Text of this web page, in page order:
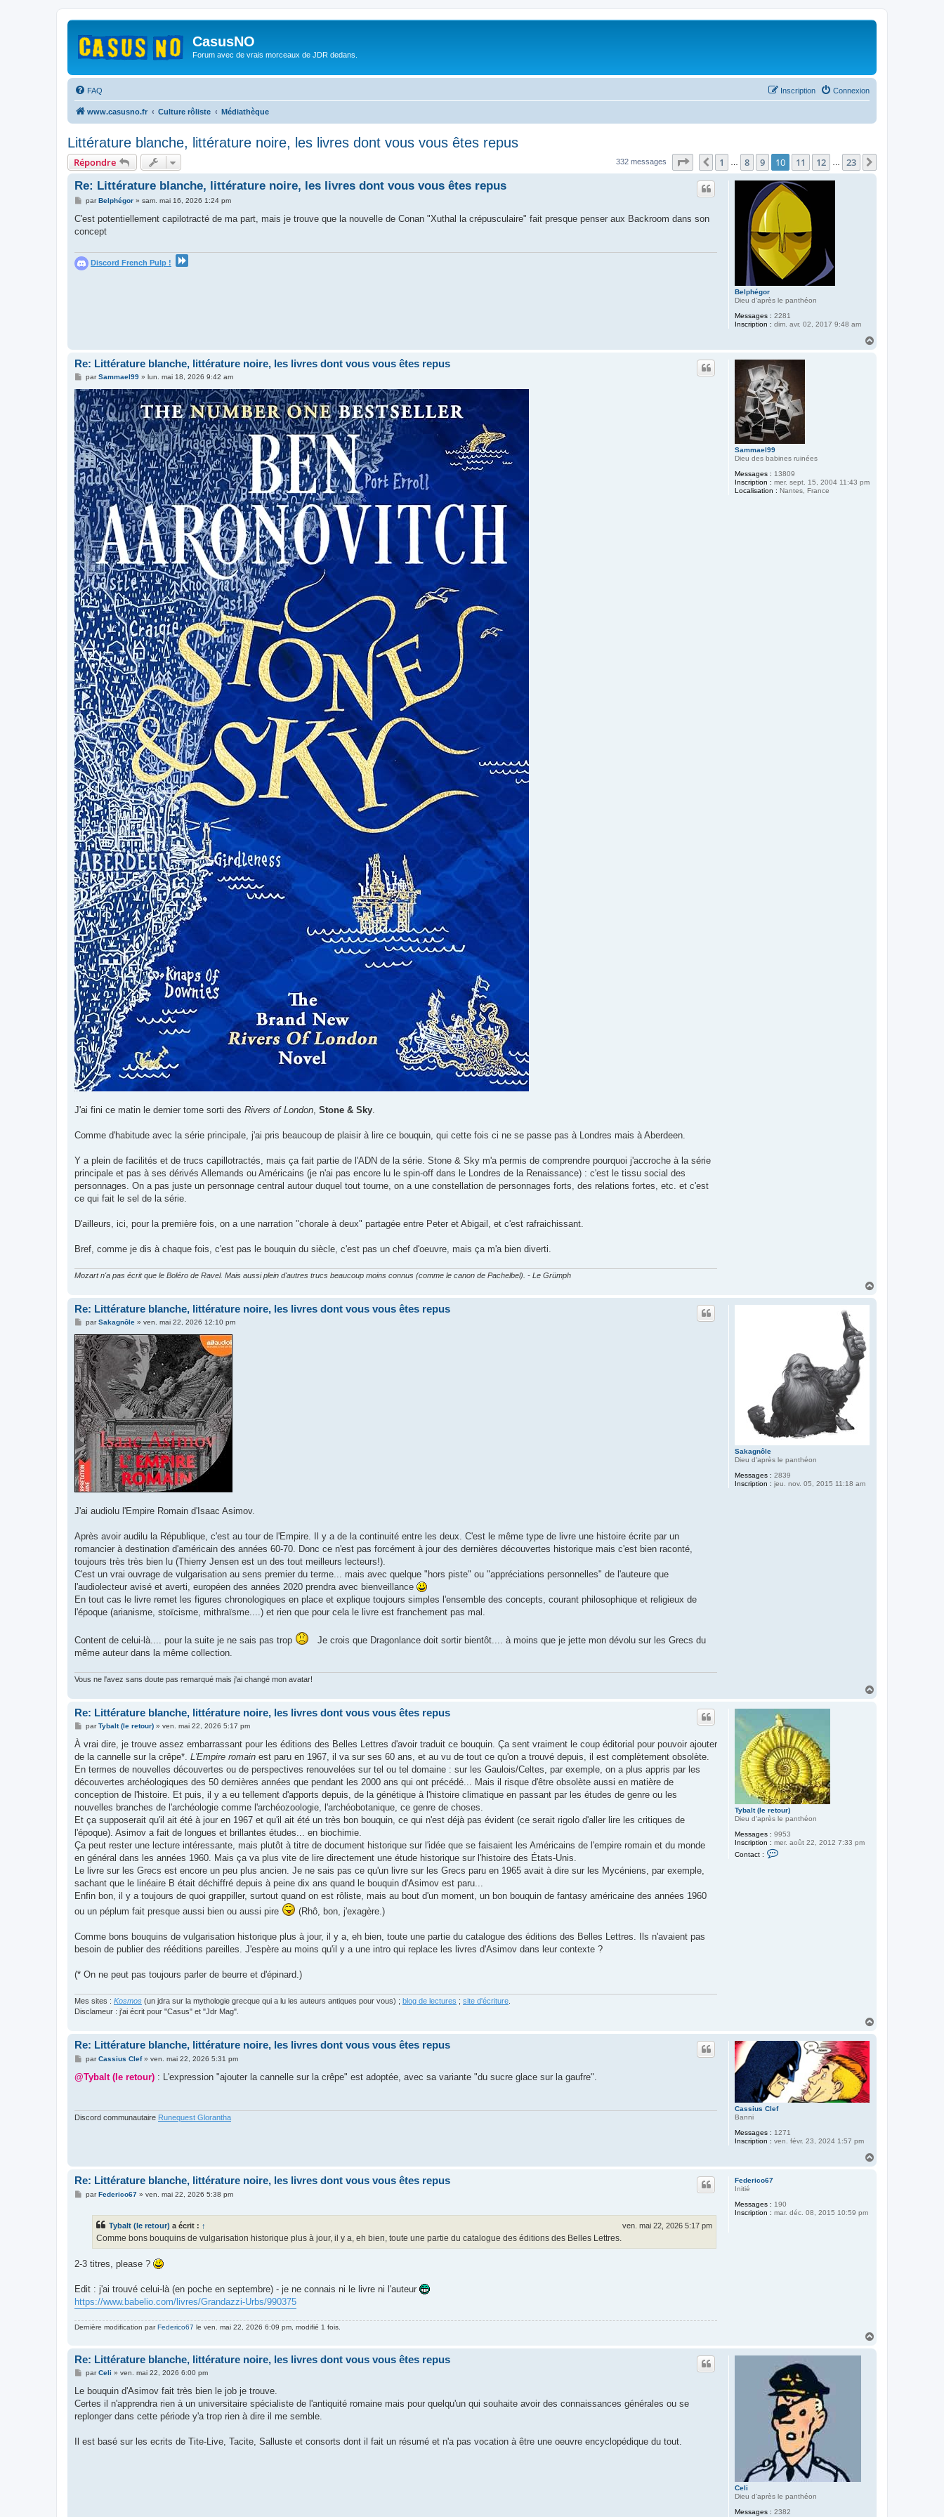
CasusNO
Forum avec de vrais morceaux de JDR dedans.
FAQ Connexion
Inscription
www.casusno.fr Culture rôliste Médiathèque
Littérature blanche, littérature noire, les livres dont vous vous êtes repus
Répondre 332 messages Page 10 23
Précédent
1 8 9 10 11 12 23
Belphégor
Dieu d'après le panthéon
Messages : 2281
Inscription : dim. avr. 02, 2017 9:48 am
Re: Littérature blanche, littérature noire, les livres dont vous vous êtes repus
M
s
a
parBelphégor» sam. mai 16, 2026 1:24 pm
C'est potentiellement capilotracté de ma part, mais je trouve que la nouvelle de Conan "Xuthal la crépusculaire" fait presque penser aux Backroom dans son
concept
Discord French Pulp !
Sammael99
Dieu des babines ruinées
Messages : 13809
Inscription : mer. sept. 15, 2004 11:43 pm
Localisation : Nantes, France
Re: Littérature blanche, littérature noire, les livres dont vous vous êtes repus
M
s
s
a
g
e
parSammael99» lun. mai 18, 2026 9:42 am
J'ai fini ce matin le dernier tome sorti des Rivers of London, Stone & Sky.
Comme d'habitude avec la série principale, j'ai pris beaucoup de plaisir à lire ce bouquin, qui cette fois ci ne se passe pas à Londres mais à Aberdeen.
Y a plein de facilités et de trucs capillotractés, mais ça fait partie de l'ADN de la série. Stone & Sky m'a permis de comprendre pourquoi j'accroche à la série
principale et pas à ses dérivés Allemands ou Américains (je n'ai pas encore lu le spin-off dans le Londres de la Renaissance) : c'est le tissu social des
personnages. On a pas juste un personnage central autour duquel tout tourne, on a une constellation de personnages forts, des relations fortes, etc. et c'est
ce qui fait le sel de la série.
D'ailleurs, ici, pour la première fois, on a une narration "chorale à deux" partagée entre Peter et Abigail, et c'est rafraichissant.
Bref, comme je dis à chaque fois, c'est pas le bouquin du siècle, c'est pas un chef d'oeuvre, mais ça m'a bien diverti.
Mozart n'a pas écrit que le Boléro de Ravel. Mais aussi plein d'autres trucs beaucoup moins connus (comme le canon de Pachelbel). - Le Grümph
Sakagnôle
Dieu d'après le panthéon
Messages : 2839
Inscription : jeu. nov. 05, 2015 11:18 am
Re: Littérature blanche, littérature noire, les livres dont vous vous êtes repus
M
s
s
a
g
e
parSakagnôle» ven. mai 22, 2026 12:10 pm
J'ai audiolu l'Empire Romain d'Isaac Asimov.
Après avoir audilu la République, c'est au tour de l'Empire. Il y a de la continuité entre les deux. C'est le même type de livre une histoire écrite par un
romancier à destination d'américain des années 60-70. Donc ce n'est pas forcément à jour des dernières découvertes historique mais c'est bien raconté,
toujours très très bien lu (Thierry Jensen est un des tout meilleurs lecteurs!).
C'est un vrai ouvrage de vulgarisation au sens premier du terme... mais avec quelque "hors piste" ou "appréciations personnelles" de l'auteure que
l'audiolecteur avisé et averti, européen des années 2020 prendra avec bienveillance
En tout cas le livre remet les figures chronologiques en place et explique toujours simples l'ensemble des concepts, courant philosophique et religieux de
l'époque (arianisme, stoïcisme, mithraïsme....) et rien que pour cela le livre est franchement pas mal.
Content de celui-là.... pour la suite je ne sais pas trop
Je crois que Dragonlance doit sortir bientôt.... à moins que je jette mon dévolu sur les Grecs du
même auteur dans la même collection.
Vous ne l'avez sans doute pas remarqué mais j'ai changé mon avatar!
Tybalt (le retour)
Dieu d'après le panthéon
Messages : 9953
Inscription : mer. août 22, 2012 7:33 pm
Contact :
u
r
Re: Littérature blanche, littérature noire, les livres dont vous vous êtes repus
M
s
a
g
parTybalt (le retour)» ven. mai 22, 2026 5:17 pm
À vrai dire, je trouve assez embarrassant pour les éditions des Belles Lettres d'avoir traduit ce bouquin. Ça sent vraiment le coup éditorial pour pouvoir ajouter
de la cannelle sur la crêpe*. L'Empire romain est paru en 1967, il va sur ses 60 ans, et au vu de tout ce qu'on a trouvé depuis, il est complètement obsolète.
En termes de nouvelles découvertes ou de perspectives renouvelées sur tel ou tel domaine : sur les Gaulois/Celtes, par exemple, on a plus appris par les
découvertes archéologiques des 50 dernières années que pendant les 2000 ans qui ont précédé... Mais il risque d'être obsolète aussi en matière de
conception de l'histoire. Et puis, il y a eu tellement d'apports depuis, de la génétique à l'histoire climatique en passant par les études de genre ou les
nouvelles branches de l'archéologie comme l'archéozoologie, l'archéobotanique, ce genre de choses.
Et ça supposerait qu'il ait été à jour en 1967 et qu'il ait été un très bon bouquin, ce qui n'est déjà pas évident (ce serait rigolo d'aller lire les critiques de
l'époque). Asimov a fait de longues et brillantes études... en biochimie.
Ça peut rester une lecture intéressante, mais plutôt à titre de document historique sur l'idée que se faisaient les Américains de l'empire romain et du monde
en général dans les années 1960. Mais ça va plus vite de lire directement une étude historique sur l'histoire des États-Unis.
Le livre sur les Grecs est encore un peu plus ancien. Je ne sais pas ce qu'un livre sur les Grecs paru en 1965 avait à dire sur les Mycéniens, par exemple,
sachant que le linéaire B était déchiffré depuis à peine dix ans quand le bouquin d'Asimov est paru...
Enfin bon, il y a toujours de quoi grappiller, surtout quand on est rôliste, mais au bout d'un moment, un bon bouquin de fantasy américaine des années 1960
ou un péplum fait presque aussi bien ou aussi pire
(Rhô, bon, j'exagère.)
Comme bons bouquins de vulgarisation historique plus à jour, il y a, eh bien, toute une partie du catalogue des éditions des Belles Lettres. Ils n'avaient pas
besoin de publier des rééditions pareilles. J'espère au moins qu'il y a une intro qui replace les livres d'Asimov dans leur contexte ?
(* On ne peut pas toujours parler de beurre et d'épinard.)
Mes sites : Kosmos (un jdra sur la mythologie grecque qui a lu les auteurs antiques pour vous) ; blog de lectures ; site d'écriture
Disclameur : j'ai écrit pour "Casus" et "Jdr Mag".
Cassius Clef
Banni
Messages : 1271
Inscription : ven. févr. 23, 2024 1:57 pm
Re: Littérature blanche, littérature noire, les livres dont vous vous êtes repus
M
s
parCassius Clef» ven. mai 22, 2026 5:31 pm
@Tybalt (le retour) : L'expression "ajouter la cannelle sur la crêpe" est adoptée, avec sa variante "du sucre glace sur la gaufre".
Discord communautaire Runequest Glorantha
Federico67
Initié
Messages : 190
Inscription : mar. déc. 08, 2015 10:59 pm
Re: Littérature blanche, littérature noire, les livres dont vous vous êtes repus
MparFederico67» ven. mai 22, 2026 5:38 pm
Tybalt (le retour) a écrit : ↑ ven. mai 22, 2026 5:17 pm
Comme bons bouquins de vulgarisation historique plus à jour, il y a, eh bien, toute une partie du catalogue des éditions des Belles Lettres.
2-3 titres, please ?
Edit : j'ai trouvé celui-là (en poche en septembre) - je ne connais ni le livre ni l'auteur
https://www.babelio.com/livres/Grandazzi-Urbs/990375
Dernière modification parFederico67 le ven. mai 22, 2026 6:09 pm, modifié 1 fois.
Celi
Dieu d'après le panthéon
Messages : 2382
Re: Littérature blanche, littérature noire, les livres dont vous vous êtes repus
M
s
a
g
e
parCeli » ven. mai 22, 2026 6:00 pm
Le bouquin d'Asimov fait très bien le job je trouve.
Certes il n'apprendra rien à un universitaire spécialiste de l'antiquité romaine mais pour quelqu'un qui souhaite avoir des connaissances générales ou se
replonger dans cette période y'a trop rien à dire il me semble.
Il est basé sur les ecrits de Tite-Live, Tacite, Salluste et consorts dont il fait un résumé et n'a pas vocation à être une oeuvre encyclopédique du tout.